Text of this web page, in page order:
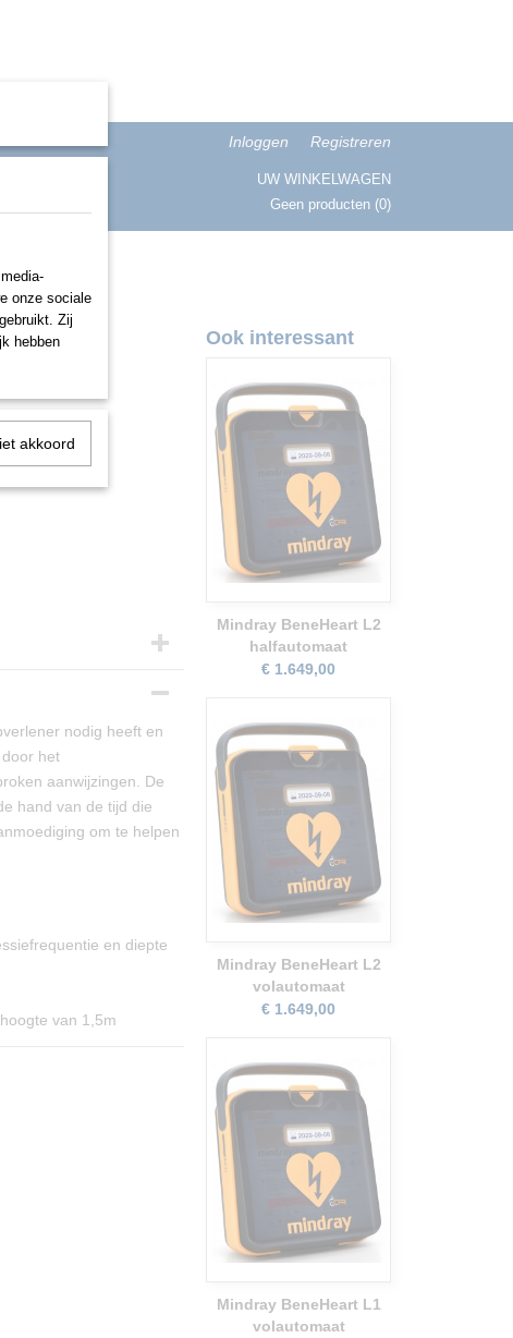
Inloggen Registreren
UW WINKELWAGEN
Geen producten (0)
nodig heeft en
het
aanwijzingen. De
hand van de tijd die
om te helpen
en diepte
van 1,5m
Ook interessant
Mindray BeneHeart L2
halfautomaat
€ 1.649,00
Mindray BeneHeart L2
volautomaat
€ 1.649,00
Mindray BeneHeart L1
volautomaat
onze sociale
Zij
hebben
akkoord